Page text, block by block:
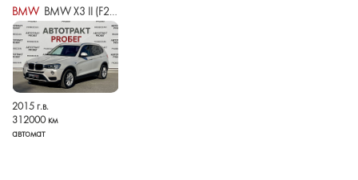
BMW BMW X3 II (F25) РЕСТАЙЛИНГ
2015 г.в.
312000 км
автомат